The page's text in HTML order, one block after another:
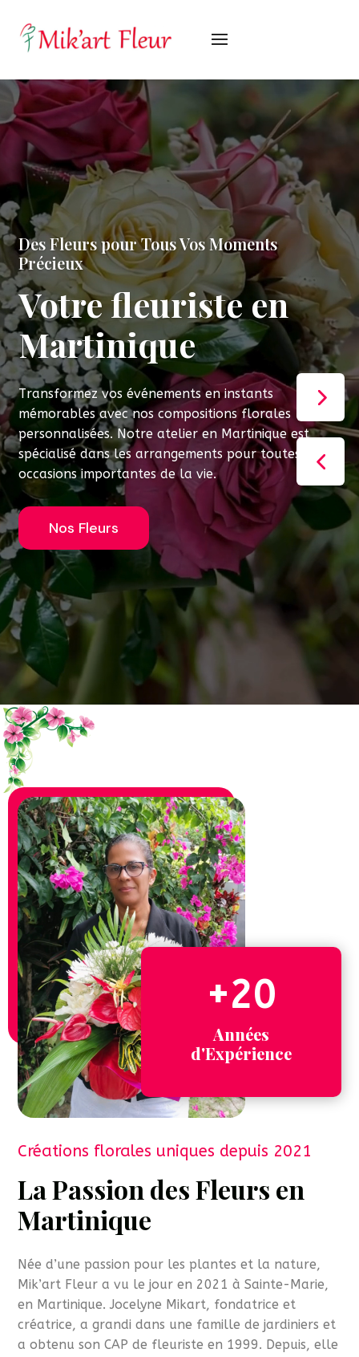
Lecteur
vidéo
Des Fleurs pour Tous Vos Moments
Précieux
Votre fleuriste en
Martinique
Transformez vos événements en instants
mémorables avec nos compositions florales
personnalisées. Notre atelier en Martinique est
spécialisé dans les arrangements pour toutes les
occasions importantes de la vie.
Nos Fleurs
+20
Années
d'Expérience
Créations florales uniques depuis 2021
La Passion des Fleurs en
Martinique
Née d’une passion pour les plantes et la nature,
Mik’art Fleur a vu le jour en 2021 à Sainte-Marie,
en Martinique. Jocelyne Mikart, fondatrice et
créatrice, a grandi dans une famille de jardiniers et
a obtenu son CAP de fleuriste en 1999. Depuis, elle